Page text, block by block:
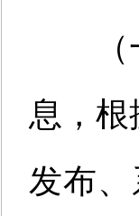
息，
发布